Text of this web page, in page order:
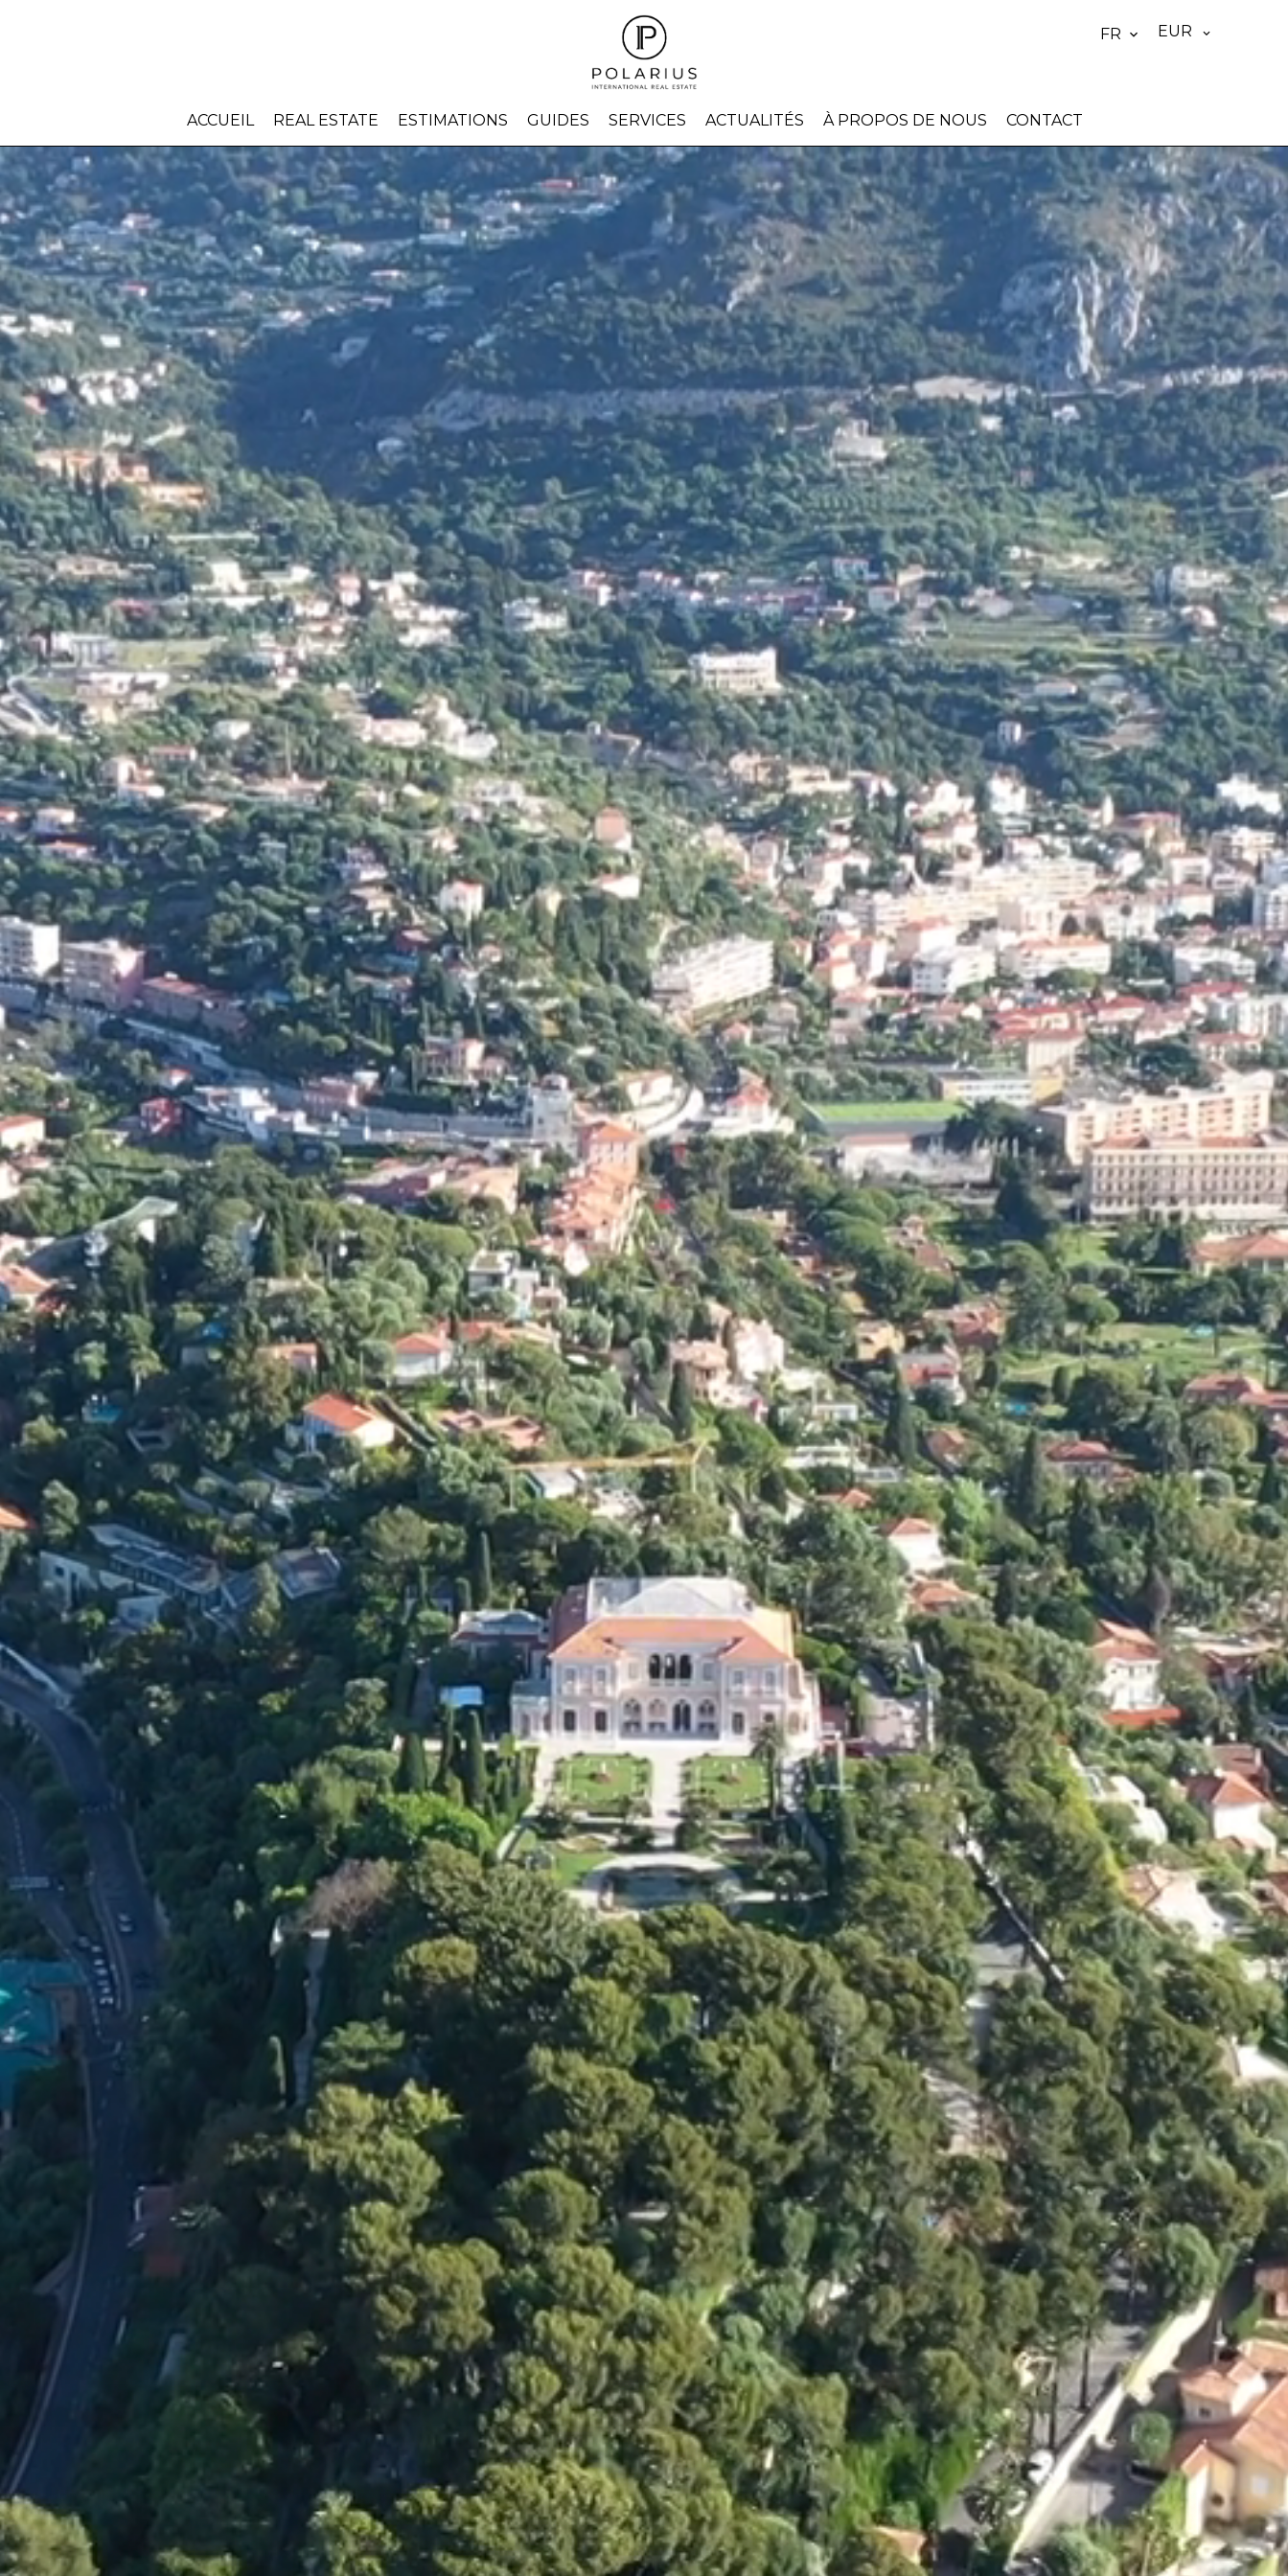
FR EUR
ACCUEIL REAL ESTATE ESTIMATIONS GUIDES SERVICES ACTUALITÉS À PROPOS DE NOUS CONTACT